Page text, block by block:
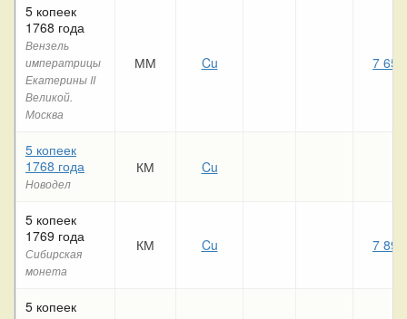
5 копеек
1768 года
Вензель
императрицы
Екатерины II
Великой.
Москва
ММ Cu 7 650
5 копеек
1768 года
Новодел
КМ Cu
5 копеек
1769 года
Сибирская
монета
КМ Cu 7 890
5 копеек